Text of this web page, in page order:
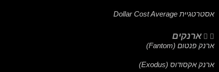
אסטרטגיית Dollar Cost Average
ארנקים
ארנק פנטום (Fantom)
ארנק אקסודוס (Exodus)